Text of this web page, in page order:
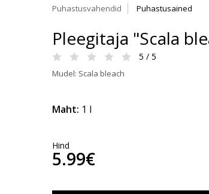
Puhastusvahendid Puhastusained
Pleegitaja "Scala
5 / 5
Mudel: Scala bleach
Maht: 1 l
Hind
5.99€